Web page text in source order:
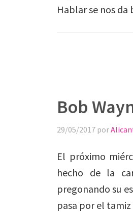
Hablar se nos
Bob
29/05/2017 por
El próximo
hecho de la
pregonando su
pasa por el